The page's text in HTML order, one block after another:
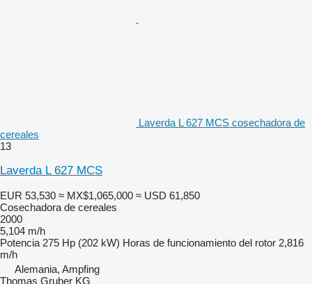
Laverda L 627 MCS cosechadora de
cereales
13
Laverda L 627 MCS
EUR 53,530 ≈ MX$1,065,000 ≈ USD 61,850
Cosechadora de cereales
2000
5,104 m/h
Potencia 275 Hp (202 kW) Horas de funcionamiento del rotor 2,816
m/h
Alemania, Ampfing
Thomas Gruber KG